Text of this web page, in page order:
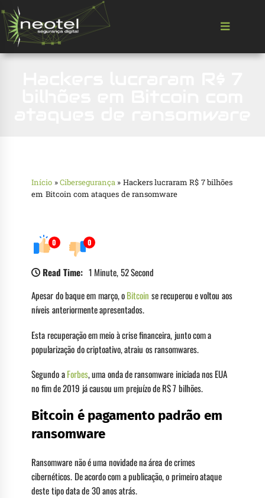
Início »Cibersegurança » Hackers lucraram R$ 7 bilhões
em Bitcoin com ataques de ransomware
0 0
Read Time: 1 Minute, 52 Second
Apesar do baque em março, oBitcoin se recuperou e voltou aos
níveis anteriormente apresentados.
Esta recuperação em meio à crise financeira, junto com a
popularização do criptoativo, atraiu os ransomwares.
Segundo aForbes, uma onda de ransomware iniciada nos EUA
no fim de 2019 já causou um prejuízo de R$ 7 bilhões.
Bitcoin é pagamento padrão em
ransomware
Ransomware não é uma novidade na área de crimes
cibernéticos. De acordo com a publicação, o primeiro ataque
deste tipo data de 30 anos atrás.